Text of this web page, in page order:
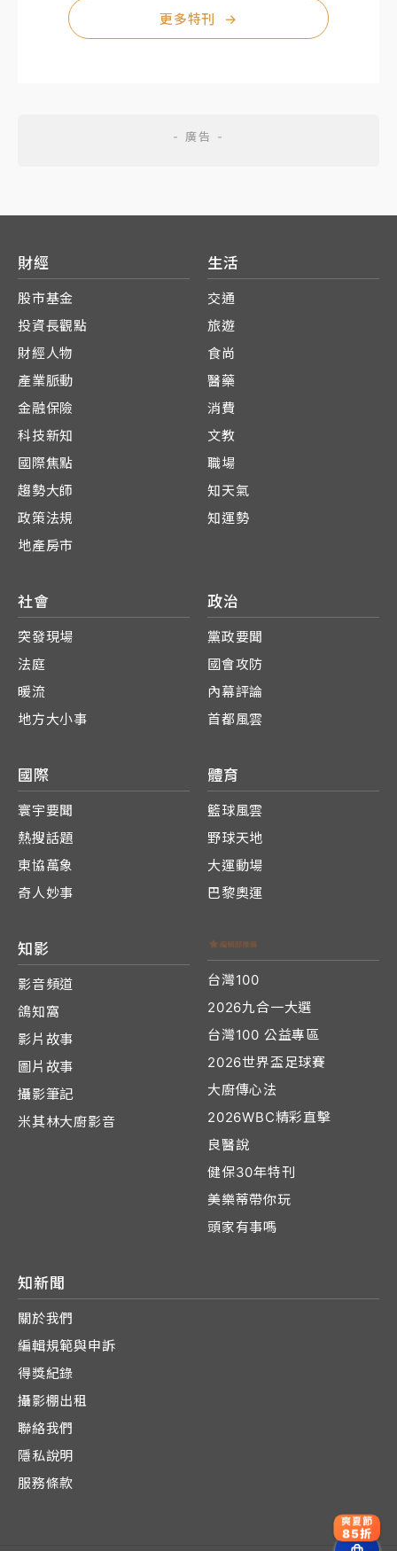
更多特刊 →
財經
股市基金
投資長觀點
財經人物
產業脈動
金融保險
科技新知
國際焦點
趨勢大師
政策法規
地產房市
生活
交通
旅遊
食尚
醫藥
消費
文教
職場
知天氣
知運勢
社會
突發現場
法庭
暖流
地方大小事
政治
黨政要聞
國會攻防
內幕評論
首都風雲
國際
寰宇要聞
熱搜話題
東協萬象
奇人妙事
體育
籃球風雲
野球天地
大運動場
巴黎奧運
知影
影音頻道
鴿知窩
影片故事
圖片故事
攝影筆記
米其林大廚影音
台灣100
2026九合一大選
台灣100 公益專區
2026世界盃足球賽
大廚傳心法
2026WBC精彩直擊
良醫說
健保30年特刊
美樂蒂帶你玩
頭家有事嗎
知新聞
關於我們
編輯規範與申訴
得獎紀錄
攝影棚出租
聯絡我們
隱私說明
服務條款
爽夏節
85折